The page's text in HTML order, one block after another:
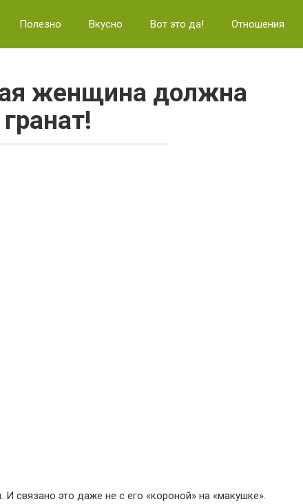
Полезно Вкусно Вот это да! Отношения
женщина должна
. И связано это даже не с его «короной» на «макушке».